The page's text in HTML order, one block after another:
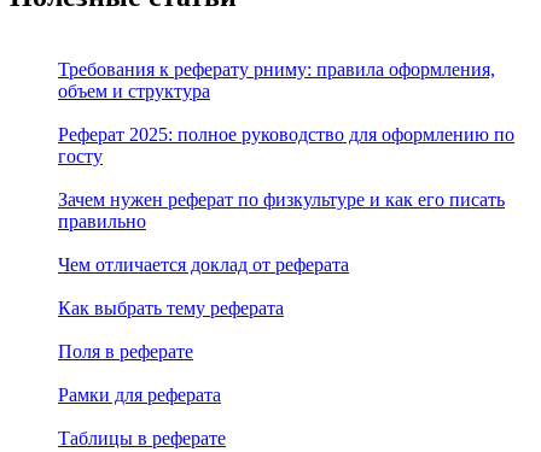
Требования к реферату рниму: правила оформления,
объем и структура
Реферат 2025: полное руководство для оформлению по
госту
Зачем нужен реферат по физкультуре и как его писать
правильно
Чем отличается доклад от реферата
Как выбрать тему реферата
Поля в реферате
Рамки для реферата
Таблицы в реферате